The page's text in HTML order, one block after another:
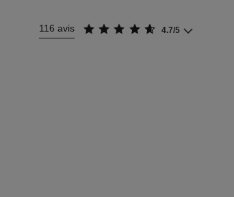
116 avis 4.7/5